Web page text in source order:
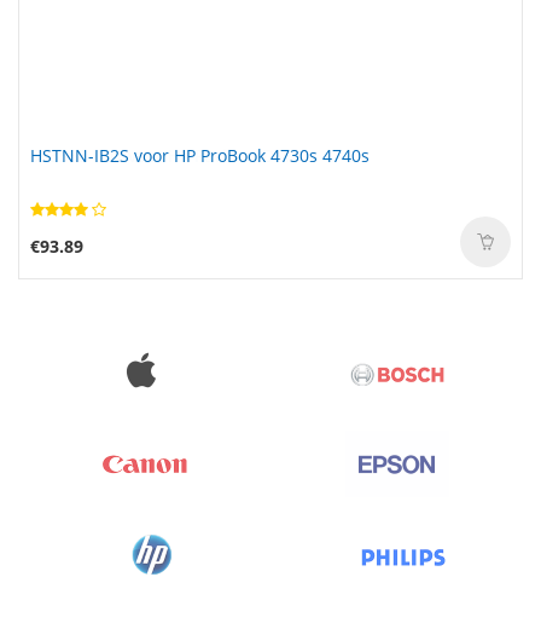
HSTNN-IB2S voor HP ProBook 4730s 4740s
€93.89